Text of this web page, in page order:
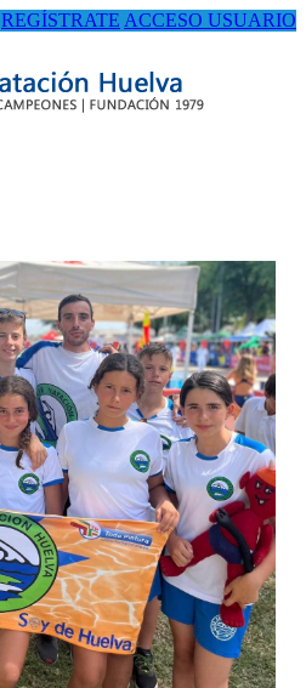
REGÍSTRATE ACCESO USUARIO